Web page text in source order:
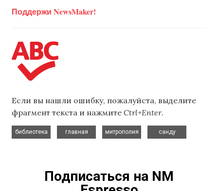
Поддержи NewsMaker!
Если вы нашли ошибку, пожалуйста, выделите
фрагмент текста и нажмите Ctrl+Enter.
библиотека
главная
митрополия
санду
Подписаться на NM